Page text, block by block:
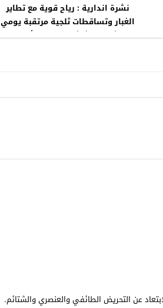
نشرة اندارية : رياح قوية مع تطاير
الغبار وتساقطات ثلجية مرتقبة يومي
الإثنين والثلاثاء بعدد من أقاليم
عن التحريض الطائفي والعنصري والشتائم.